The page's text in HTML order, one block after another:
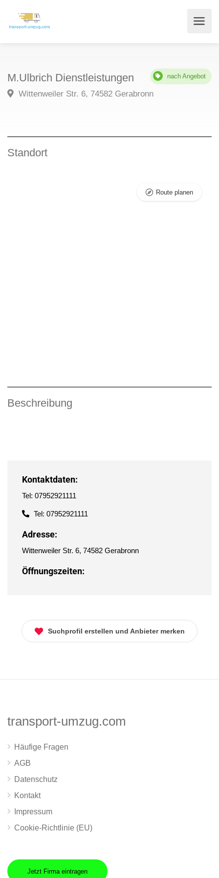
M.Ulbrich Dienstleistungen nach Angebot
Wittenweiler Str. 6, 74582 Gerabronn
Standort
Route planen
Beschreibung
Kontaktdaten:
Tel: 07952921111
Tel: 07952921111
Adresse:
Wittenweiler Str. 6, 74582 Gerabronn
Öffnungszeiten:
Suchprofil erstellen und Anbieter merken
transport-umzug.com
Häufige Fragen
AGB
Datenschutz
Kontakt
Impressum
Cookie-Richtlinie (EU)
Jetzt Firma eintragen